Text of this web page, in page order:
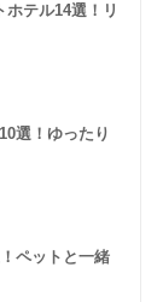
テル14選！リ
選！ゆったり
ペットと一緒